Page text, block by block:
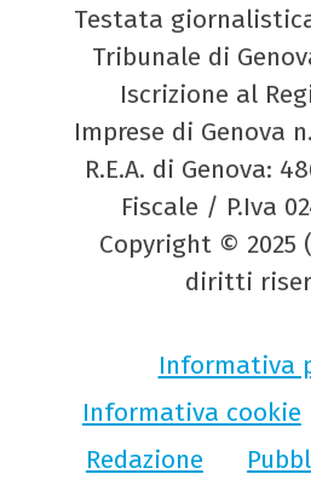
Testata
Tribunale di
Iscrizione al
Imprese di Genova
R.E.A. di Genova:
Fiscale / P.Iva
Copyright © 2025
diritti
Informativa
Informativa cookie
Redazione